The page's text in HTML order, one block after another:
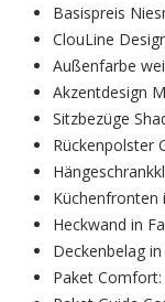
Basispreis
ClouLine
Außenfarbe
Akzentdesign
Sitzbezüge
Rückenpolster
Küchenfronten
Heckwand in
Deckenbelag
Paket Comfort: